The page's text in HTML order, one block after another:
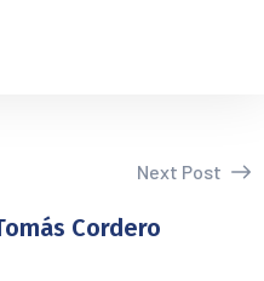
Next Post
Cordero